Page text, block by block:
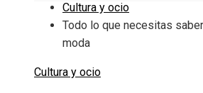
Cultura y ocio
Todo lo que necesitas
moda
Cultura y ocio